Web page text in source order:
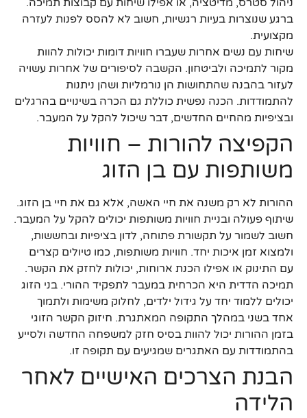
ניהול סטרס, מדיטציה, או אפילו שיחות עם קבוצות תמיכה.
ברגע שנוצרות בעיות רגשיות, חשוב לא להסס לפנות לעזרה
מקצועית.
שיחות עם נשים אחרות שעברו חוויות דומות יכולות להוות
מקור לתמיכה ולביטחון. הקשבה לסיפורים של אחרות עשויה
לעזור בהבנה שהתחושות הן נורמליות ושהן ניתנות
להתמודדות. הכנה נפשית כוללת גם הכרה בשינויים בהרגלים
ובציפיות מהחיים החדשים, דבר שיכול להקל על המעבר.
הקפיצה להורות – חוויות
משותפות עם בן הזוג
ההורות לא רק משנה את חיי האשה, אלא גם את חיי בן הזוג.
שיתוף פעולה ובניית חוויות משותפות יכולים להקל על המעבר.
חשוב לשמור על תקשורת פתוחה, לדון בציפיות ובחששות,
ולמצוא זמן איכות יחד. חוויות משותפות, כמו טיולים קצרים
עם התינוק או אפילו הכנת ארוחות, יכולות לחזק את הקשר.
תמיכה הדדית היא הכרחית במעבר לתפקיד ההורי. בני הזוג
יכולים ללמוד יחד על גידול ילדים, לחלוק משימות ולתמוך
אחד בשני במהלך התקופה המאתגרת. חיזוק הקשר הזוגי
בזמן ההורות יכול להוות בסיס חזק למשפחה החדשה ולסייע
בהתמודדות עם האתגרים שמגיעים עם תקופה זו.
הבנת הצרכים האישיים לאחר
הלידה